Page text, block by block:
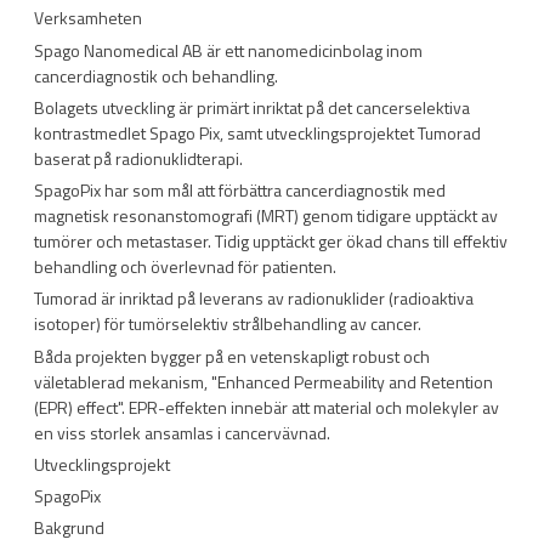
Verksamheten
Spago Nanomedical AB är ett nanomedicinbolag inom
cancerdiagnostik och behandling.
Bolagets utveckling är primärt inriktat på det cancerselektiva
kontrastmedlet Spago Pix, samt utvecklingsprojektet Tumorad
baserat på radionuklidterapi.
SpagoPix har som mål att förbättra cancerdiagnostik med
magnetisk resonanstomografi (MRT) genom tidigare upptäckt av
tumörer och metastaser. Tidig upptäckt ger ökad chans till effektiv
behandling och överlevnad för patienten.
Tumorad är inriktad på leverans av radionuklider (radioaktiva
isotoper) för tumörselektiv strålbehandling av cancer.
Båda projekten bygger på en vetenskapligt robust och
väletablerad mekanism, "Enhanced Permeability and Retention
(EPR) effect". EPR-effekten innebär att material och molekyler av
en viss storlek ansamlas i cancervävnad.
Utvecklingsprojekt
SpagoPix
Bakgrund